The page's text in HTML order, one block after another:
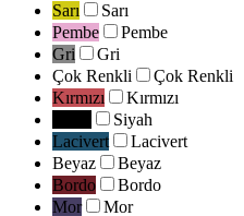
Sarı
Sarı
Pembe
Pembe
Gri
Gri
Çok Renkli
Çok Renkli
Kırmızı
Kırmızı
Siyah
Lacivert
Lacivert
Beyaz
Beyaz
Bordo
Bordo
Mor
Mor